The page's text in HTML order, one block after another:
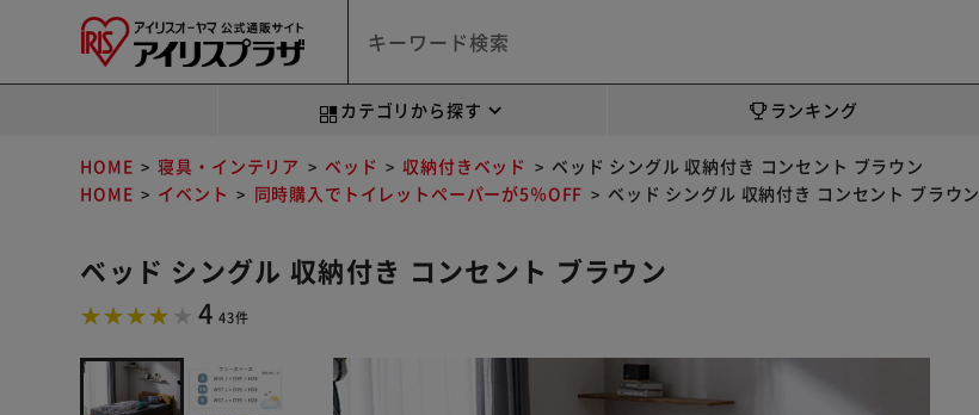
カテゴリから探す ランキング
HOME 寝具・インテリア ベッド 収納付きベッド
ベッド シングル 収納付き コンセント ブラウン
HOME
イベント 同時購入でトイレットペーパーが5％OFF ベッド シングル 収納付き コンセント ブラウン
ベッド シングル 収納付き コンセント ブラウン
4 43件